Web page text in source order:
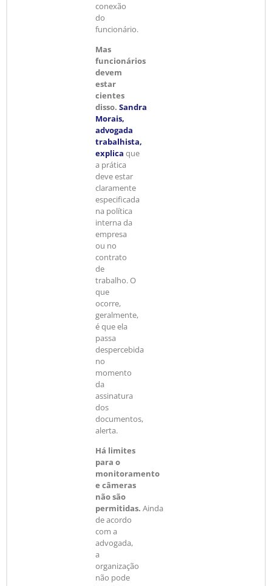
conexão
do
funcionário.
Mas
funcionários
devem
estar
cientes
disso. Sandra
Morais,
advogada
trabalhista,
explica que
a prática
deve estar
claramente
especificada
na política
interna da
empresa
ou no
contrato
de
trabalho. O
que
ocorre,
geralmente,
é que ela
passa
despercebida
no
momento
da
assinatura
dos
documentos,
alerta.
Há limites
para o
monitoramento
e câmeras
não são
permitidas. Ainda
de acordo
com a
advogada,
a
organização
não pode